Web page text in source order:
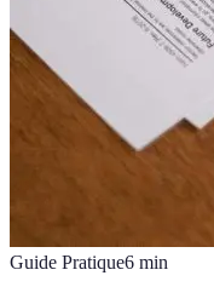
Guide Pratique6 min